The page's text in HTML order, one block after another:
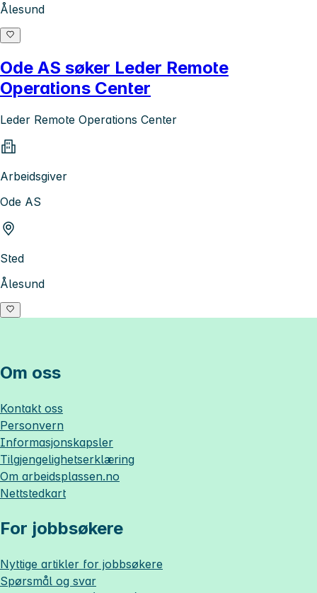
Ålesund
Ode AS søker Leder Remote
Operations Center
Leder Remote Operations Center
Arbeidsgiver
Ode AS
Sted
Ålesund
Om oss
Kontakt oss
Personvern
Informasjonskapsler
Tilgjengelighetserklæring
Om arbeidsplassen.no
Nettstedkart
For jobbsøkere
Nyttige artikler for jobbsøkere
Spørsmål og svar